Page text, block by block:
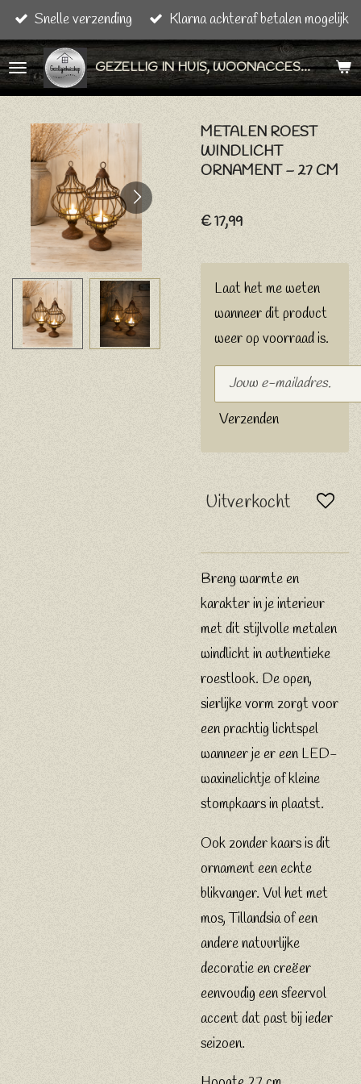
Ga
direct
naar
de
hoofdinhoud
GEZELLIG IN HUIS, WOONACCESSOIRES & CADEAU ARTIKELEN
Snelle verzending Klarna achteraf betalen mogelijk
METALEN ROEST
WINDLICHT
ORNAMENT – 27 CM
€ 17,99
Laat het me weten
wanneer dit product
weer op voorraad is.
Verzenden
Uitverkocht
Breng warmte en
karakter in je interieur
met dit stijlvolle metalen
windlicht in authentieke
roestlook. De open,
sierlijke vorm zorgt voor
een prachtig lichtspel
wanneer je er een LED-
waxinelichtje of kleine
stompkaars in plaatst.
Ook zonder kaars is dit
ornament een echte
blikvanger. Vul het met
mos, Tillandsia of een
andere natuurlijke
decoratie en creëer
eenvoudig een sfeervol
accent dat past bij ieder
seizoen.